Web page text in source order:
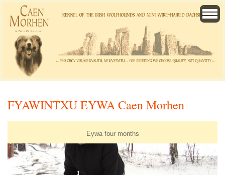
FYAWINTXU EYWA Caen Morhen
Eywa four months